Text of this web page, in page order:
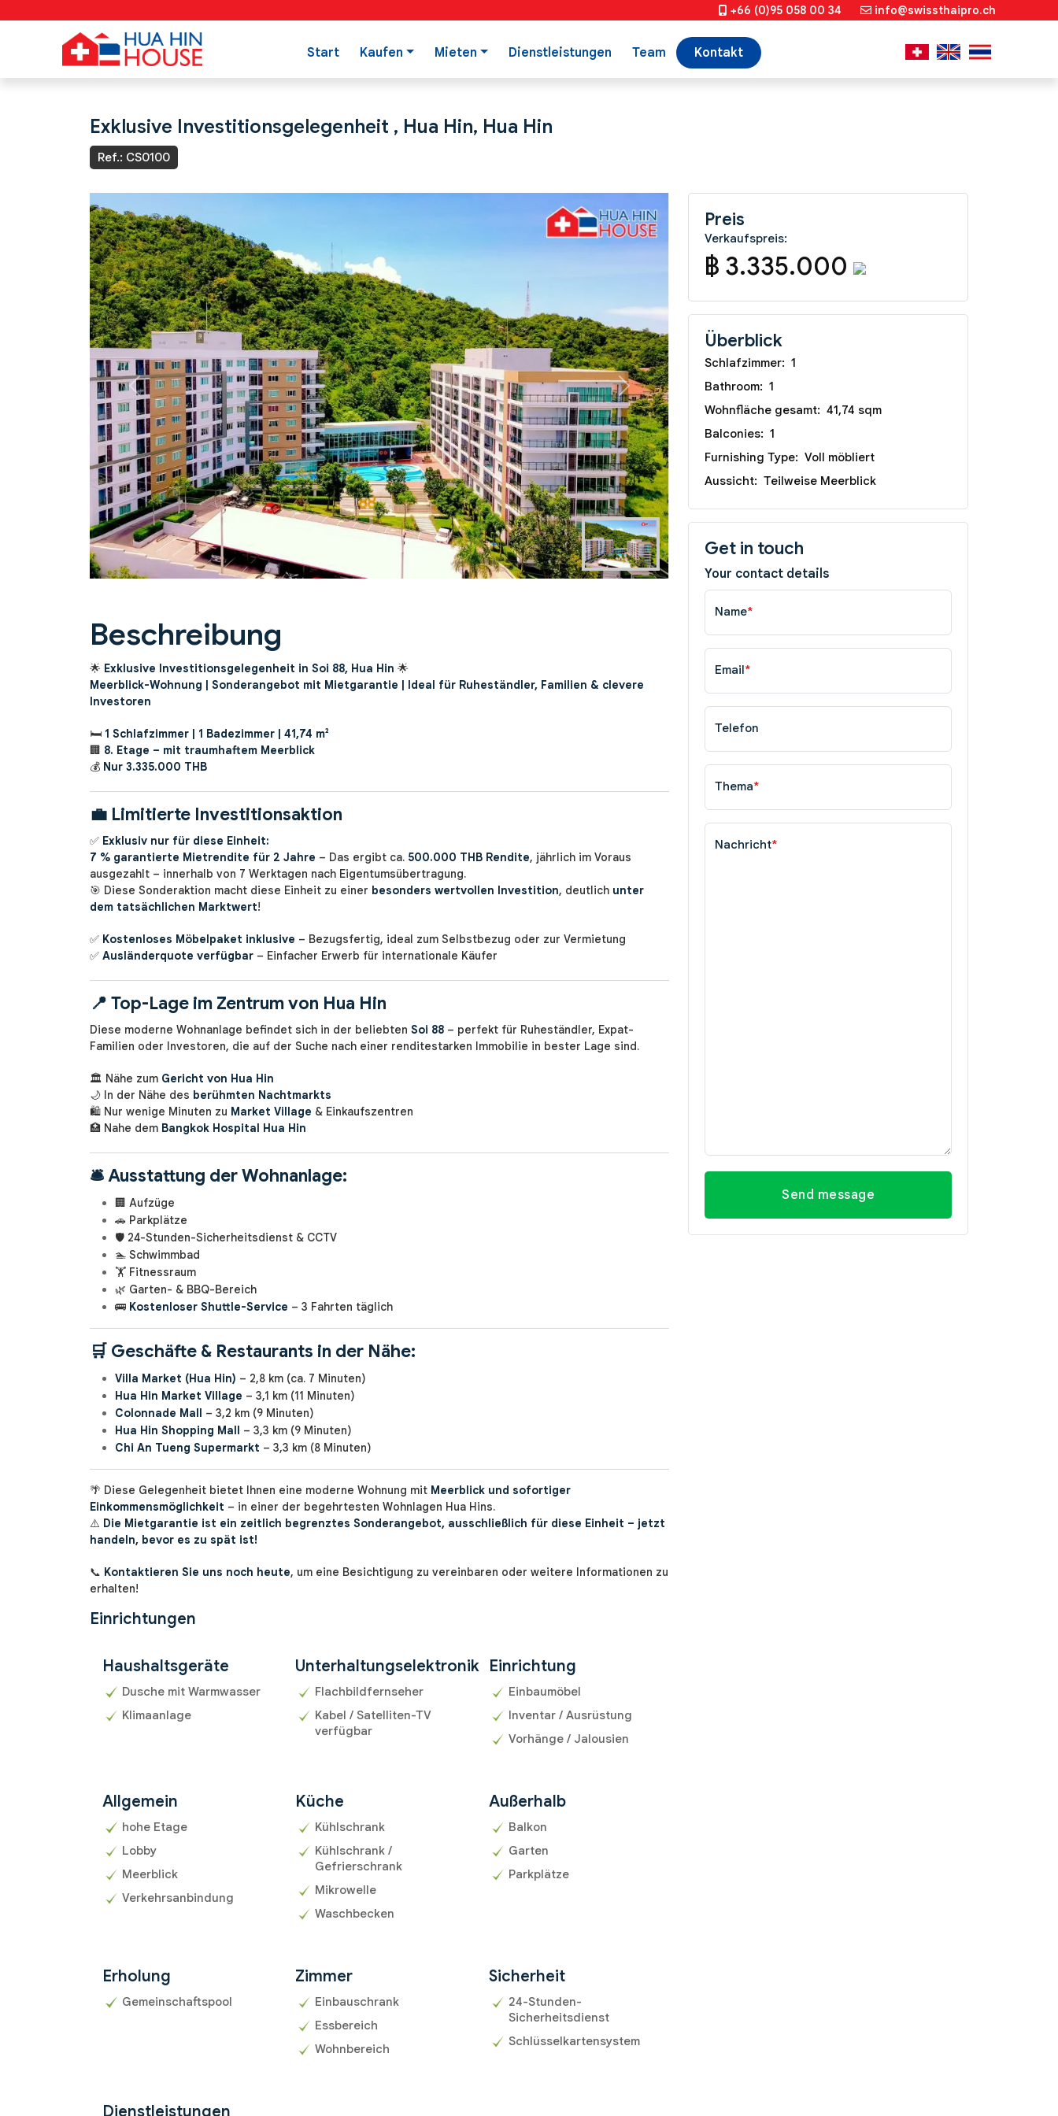
+66 (0)95 058 00 34 info@swissthaipro.ch
Start Kaufen Mieten Dienstleistungen Team Kontakt
Exklusive Investitionsgelegenheit , Hua Hin, Hua Hin
Ref.: CS0100
Previous Next
Beschreibung
🌟 Exklusive Investitionsgelegenheit in Soi 88, Hua Hin 🌟
Meerblick-Wohnung | Sonderangebot mit Mietgarantie | Ideal für Ruheständler, Familien & clevere
Investoren
🛏️ 1 Schlafzimmer | 1 Badezimmer | 41,74 m²
🏢 8. Etage – mit traumhaftem Meerblick
💰 Nur 3.335.000 THB
💼 Limitierte Investitionsaktion
✅ Exklusiv nur für diese Einheit:
7 % garantierte Mietrendite für 2 Jahre – Das ergibt ca. 500.000 THB Rendite, jährlich im Voraus
ausgezahlt – innerhalb von 7 Werktagen nach Eigentumsübertragung.
🎯 Diese Sonderaktion macht diese Einheit zu einer besonders wertvollen Investition, deutlich unter
dem tatsächlichen Marktwert!
✅ Kostenloses Möbelpaket inklusive – Bezugsfertig, ideal zum Selbstbezug oder zur Vermietung
✅ Ausländerquote verfügbar – Einfacher Erwerb für internationale Käufer
📍 Top-Lage im Zentrum von Hua Hin
Diese moderne Wohnanlage befindet sich in der beliebten Soi 88 – perfekt für Ruheständler, Expat-
Familien oder Investoren, die auf der Suche nach einer renditestarken Immobilie in bester Lage sind.
🏛️ Nähe zum Gericht von Hua Hin
🌙 In der Nähe des berühmten Nachtmarkts
🛍️ Nur wenige Minuten zu Market Village & Einkaufszentren
🏥 Nahe dem Bangkok Hospital Hua Hin
🛎️Ausstattung der Wohnanlage:
🏢 Aufzüge
🚗 Parkplätze
🛡️ 24-Stunden-Sicherheitsdienst & CCTV
🏊 Schwimmbad
🏋️ Fitnessraum
🌿 Garten- & BBQ-Bereich
🚌 Kostenloser Shuttle-Service – 3 Fahrten täglich
🛒 Geschäfte & Restaurants in der Nähe:
Villa Market (Hua Hin) – 2,8 km (ca. 7 Minuten)
Hua Hin Market Village – 3,1 km (11 Minuten)
Colonnade Mall
– 3,2 km (9 Minuten)
Hua Hin Shopping Mall
– 3,3 km (9 Minuten)
Chi An Tueng Supermarkt – 3,3 km (8 Minuten)
🌴 Diese Gelegenheit bietet Ihnen eine moderne Wohnung mit Meerblick und sofortiger
Einkommensmöglichkeit – in einer der begehrtesten Wohnlagen Hua Hins.
⚠️ Die Mietgarantie ist ein zeitlich begrenztes Sonderangebot, ausschließlich für diese Einheit – jetzt
handeln, bevor es zu spät ist!
📞 Kontaktieren Sie uns noch heute, um eine Besichtigung zu vereinbaren oder weitere Informationen zu
erhalten!
Einrichtungen
Haushaltsgeräte
Dusche mit Warmwasser
Klimaanlage
Unterhaltungselektronik
Flachbildfernseher
Kabel / Satelliten-TV
verfügbar
Einrichtung
Einbaumöbel
Inventar / Ausrüstung
Vorhänge / Jalousien
Allgemein
hohe Etage
Lobby
Meerblick
Verkehrsanbindung
Küche
Kühlschrank
Kühlschrank /
Gefrierschrank
Mikrowelle
Waschbecken
Außerhalb
Balkon
Garten
Parkplätze
Erholung
Gemeinschaftspool
Zimmer
Einbauschrank
Essbereich
Wohnbereich
Sicherheit
24-Stunden-
Sicherheitsdienst
Schlüsselkartensystem
Dienstleistungen
Preis
Verkaufspreis:
฿ 3.335.000
Überblick
Schlafzimmer: 1
Bathroom: 1
Wohnfläche gesamt: 41,74 sqm
Balconies: 1
Furnishing Type: Voll möbliert
Aussicht: Teilweise Meerblick
Get in touch
Your contact details
Name*
Email*
Telefon
Thema*
Nachricht*
Send message